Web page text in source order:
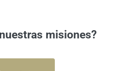
misiones?